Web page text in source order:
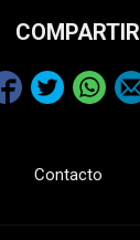
COMPARTIR
Contacto